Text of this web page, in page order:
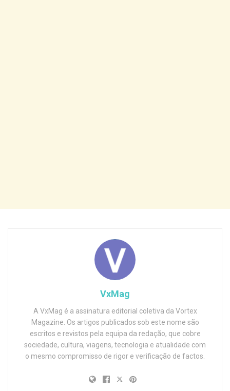
VxMag
A VxMag é a assinatura editorial coletiva da Vortex
Magazine. Os artigos publicados sob este nome são
escritos e revistos pela equipa da redação, que cobre
sociedade, cultura, viagens, tecnologia e atualidade com
o mesmo compromisso de rigor e verificação de factos.